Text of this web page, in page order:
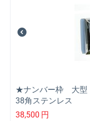
★ナンバー枠 大型
38角ステンレス
38,500 円